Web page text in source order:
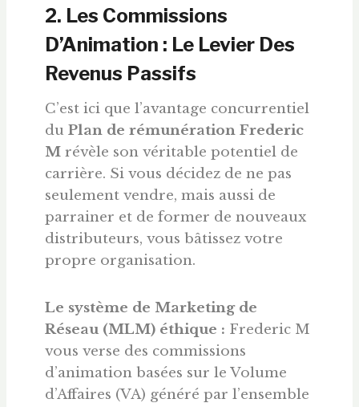
2. Les Commissions
D’Animation : Le Levier Des
Revenus Passifs
C’est ici que l’avantage concurrentiel
du Plan de rémunération Frederic
M révèle son véritable potentiel de
carrière. Si vous décidez de ne pas
seulement vendre, mais aussi de
parrainer et de former de nouveaux
distributeurs, vous bâtissez votre
propre organisation.
Le système de Marketing de
Réseau (MLM) éthique : Frederic M
vous verse des commissions
d’animation basées sur le Volume
d’Affaires (VA) généré par l’ensemble